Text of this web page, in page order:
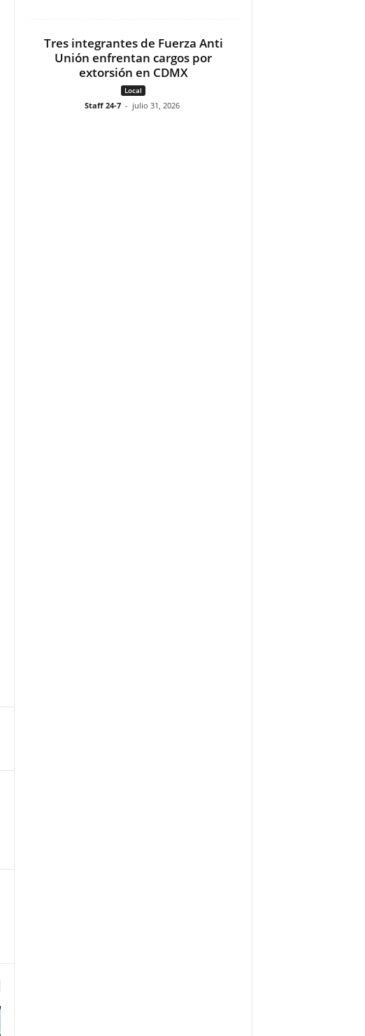
Tres integrantes de Fuerza Anti
Unión enfrentan cargos por
extorsión en CDMX
Local
Staff 24-7 - julio 31, 2026